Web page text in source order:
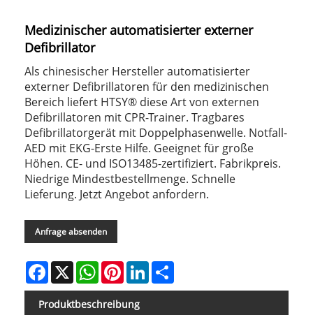
Medizinischer automatisierter externer
Defibrillator
Als chinesischer Hersteller automatisierter
externer Defibrillatoren für den medizinischen
Bereich liefert HTSY® diese Art von externen
Defibrillatoren mit CPR-Trainer. Tragbares
Defibrillatorgerät mit Doppelphasenwelle. Notfall-
AED mit EKG-Erste Hilfe. Geeignet für große
Höhen. CE- und ISO13485-zertifiziert. Fabrikpreis.
Niedrige Mindestbestellmenge. Schnelle
Lieferung. Jetzt Angebot anfordern.
Anfrage absenden
Facebook
X WhatsAppPinterestLinkedIn
Produktbeschreibung